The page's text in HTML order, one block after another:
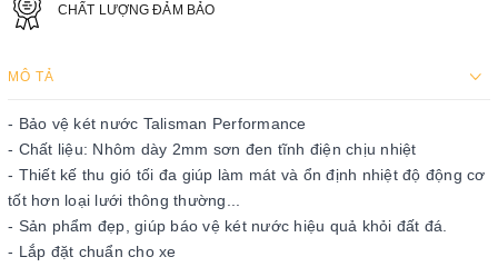
CHẤT LƯỢNG ĐẢM BẢO
MÔ TẢ
- Bảo vệ két nước Talisman Performance
- Chất liệu: Nhôm dày 2mm sơn đen tĩnh điện chịu nhiệt
- Thiết kế thu gió tối đa giúp làm mát và ổn định nhiệt độ động cơ
tốt hơn loại lưới thông thường...
- Sản phẩm đẹp, giúp báo vệ két nước hiệu quả khỏi đất đá.
- Lắp đặt chuẩn cho xe